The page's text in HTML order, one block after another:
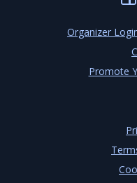
Organizer
Promote